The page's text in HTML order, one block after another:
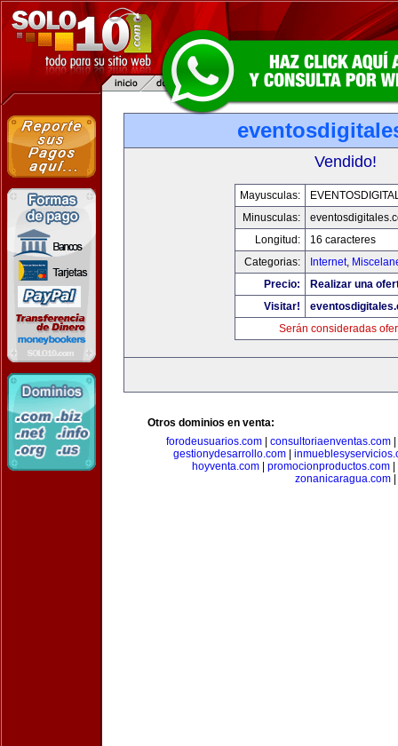
Vendido!
Mayusculas:
Minusculas:
Longitud:
16 caracteres
Categorias:
Internet,
Precio:
Realizar una
Visitar!
Serán consideradas
Otros dominios en venta:
forodeusuarios.com
consultoriaenventas.com
gestionydesarrollo.com
hoyventa.com| promocionproductos.com|
zonanicaragua.com